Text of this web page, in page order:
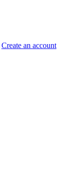
Create an account